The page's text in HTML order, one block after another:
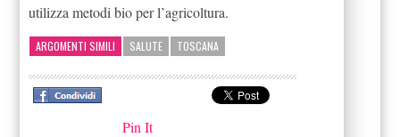
utilizza metodi bio per l’agricoltura.
ARGOMENTI SIMILI SALUTE TOSCANA
Pin It